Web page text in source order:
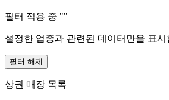
필터 적용 중 ""
설정한 업종과 관련된 데이터만을 표시
필터 해제
상권 매장 목록